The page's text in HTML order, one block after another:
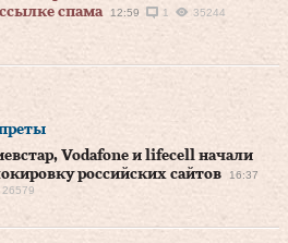
спама
12:59 1 35244
Vodafone и lifecell начали
российских сайтов
16:37
26579